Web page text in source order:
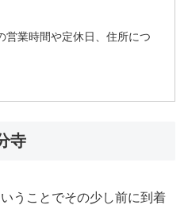
営業時間や定休日、住所につ
寺
うことでその少し前に到着